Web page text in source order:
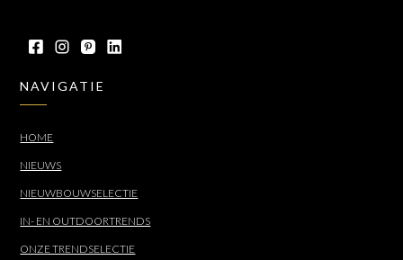
NAVIGATIE
HOME
NIEUWS
NIEUWBOUWSELECTIE
IN- EN OUTDOORTRENDS
ONZE TRENDSELECTIE